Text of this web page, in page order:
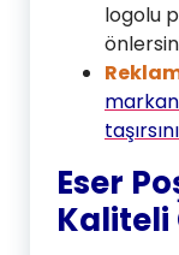
logolu
Eser
Kaliteli